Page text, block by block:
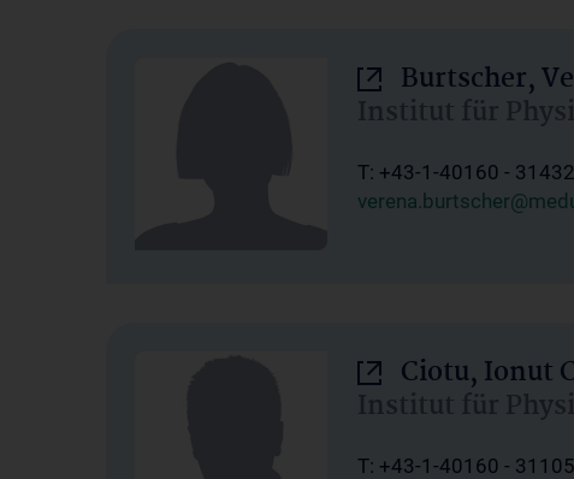
Burtscher,
Institut für
T: +43-1-40160 - 31432
Ciotu, Ionut
Institut für
T: +43-1-40160 - 31105